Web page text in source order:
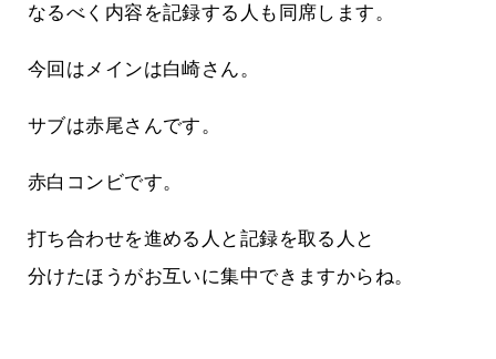
なるべく内容を記録する人も同席します。
今回はメインは白崎さん。
サブは赤尾さんです。
赤白コンビです。
打ち合わせを進める人と記録を取る人と
分けたほうがお互いに集中できますからね。